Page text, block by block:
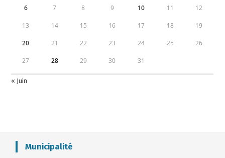
6 7 8 9 10 11 12
13 14 15 16 17 18 19
20 21 22 23 24 25 26
27 28 29 30 31
« Juin
Municipalité